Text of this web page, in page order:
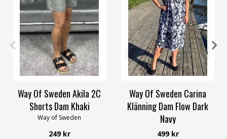
XXL 3XL
Way Of Sweden Akila 2C
Shorts Dam Khaki
Way of Sweden
249 kr
32/34 36/38 40/42 44/46
48/50 56/58
Way Of Sweden Carina
Klänning Dam Flow Dark
Navy
Way of Sweden
499 kr